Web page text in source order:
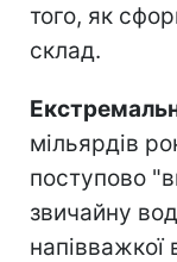
того, як
склад.
мільярдів
поступово
звичайну